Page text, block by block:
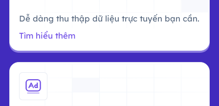
Dễ dàng thu thập dữ liệu trực tuyến bạn cần.
Tìm hiểu thêm